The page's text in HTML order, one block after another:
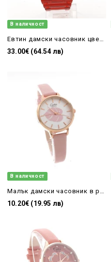
В наличност
33.00€ (64.54 лв)
В наличност
10.20€ (19.95 лв)